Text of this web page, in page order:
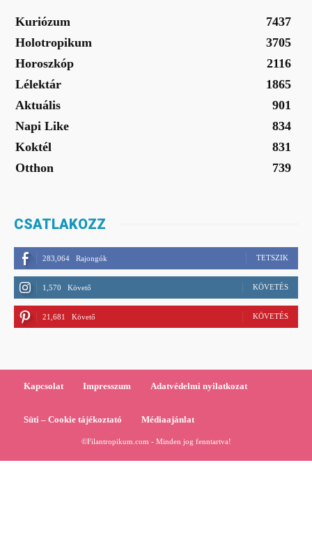
Kuriózum
7437
Holotropikum
3705
Horoszkóp
2116
Lélektár
1865
Aktuális
901
Napi Like
834
Koktél
831
Otthon
739
CSATLAKOZZ
283,064 Rajongók TETSZIK
1,570 Követő KÖVETÉS
21,681 Követő KÖVETÉS
Kapcsolat Impresszum Adatvédelmi nyilatkozat
Süti – Cookie tájékoztató Médiaajánlat
©Filantropikum.com - Minden jog fenntartva!